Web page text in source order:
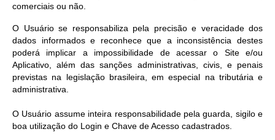
comerciais ou não.
O Usuário se responsabiliza pela precisão e veracidade dos
dados informados e reconhece que a inconsistência destes
poderá implicar a impossibilidade de acessar o Site e/ou
Aplicativo, além das sanções administrativas, civis, e penais
previstas na legislação brasileira, em especial na tributária e
administrativa.
O Usuário assume inteira responsabilidade pela guarda, sigilo e
boa utilização do Login e Chave de Acesso cadastrados.